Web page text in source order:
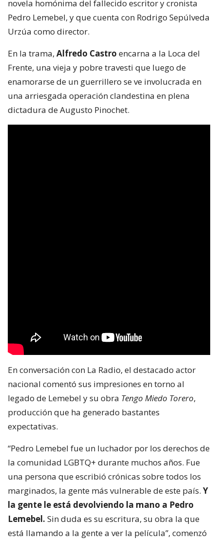
novela homónima del fallecido escritor y cronista
Pedro Lemebel, y que cuenta con Rodrigo Sepúlveda
Urzúa como director.
En la trama, Alfredo Castro encarna a la Loca del
Frente, una vieja y pobre travesti que luego de
enamorarse de un guerrillero se ve involucrada en
una arriesgada operación clandestina en plena
dictadura de Augusto Pinochet.
En conversación con La Radio, el destacado actor
nacional comentó sus impresiones en torno al
legado de Lemebel y su obra Tengo Miedo Torero,
producción que ha generado bastantes
expectativas.
“Pedro Lemebel fue un luchador por los derechos de
la comunidad LGBTQ+ durante muchos años. Fue
una persona que escribió crónicas sobre todos los
marginados, la gente más vulnerable de este país. Y
la gente le está devolviendo la mano a Pedro
Lemebel. Sin duda es su escritura, su obra la que
está llamando a la gente a ver la película”, comenzó